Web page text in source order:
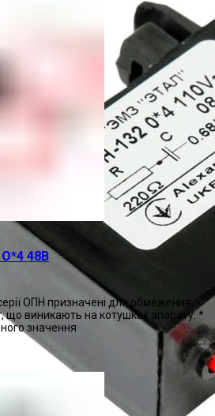
48В
ОПН призначені для обмеження
що виникають на котушках апарату: *
значення